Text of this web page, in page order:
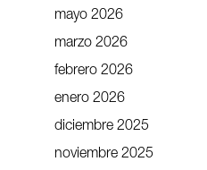
mayo 2026
marzo 2026
febrero 2026
enero 2026
diciembre 2025
noviembre 2025